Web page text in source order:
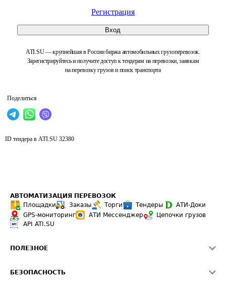
Регистрация
Вход
ATI.SU — крупнейшая в России биржа автомобильных грузоперевозок.
Зарегистрируйтесь и получите доступ к тендерам на перевозки, заявкам
на перевозку грузов и поиск транспорта
Поделиться
ID тендера в ATI.SU 32380
АВТОМАТИЗАЦИЯ ПЕРЕВОЗОК
Площадки
Заказы Торги Тендеры
АТИ-Доки
GPS-мониторинг
АТИ Мессенджер
Цепочки грузов
API ATI.SU
ПОЛЕЗНОЕ
БЕЗОПАСНОСТЬ